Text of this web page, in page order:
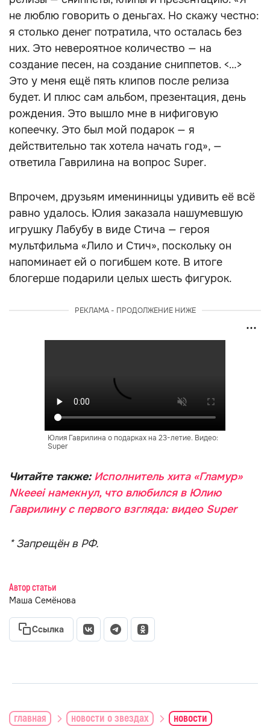
не люблю говорить о деньгах. Но скажу честно:
я столько денег потратила, что осталась без
них. Это невероятное количество — на
создание песен, на создание сниппетов. <…>
Это у меня ещё пять клипов после релиза
будет. И плюс сам альбом, презентация, день
рождения. Это вышло мне в нифиговую
копеечку. Это был мой подарок — я
действительно так хотела начать год», —
ответила Гаврилина на вопрос Super.
Впрочем, друзьям именинницы удивить её всё
равно удалось. Юлия заказала нашумевшую
игрушку Лабубу в виде Стича — героя
мультфильма «Лило и Стич», поскольку он
напоминает ей о погибшем коте. В итоге
блогерше подарили целых шесть фигурок.
РЕКЛАМА - ПРОДОЛЖЕНИЕ НИЖЕ
Юлия Гаврилина о подарках на 23-летие. Видео:
Super
Читайте также: Исполнитель хита «Гламур»
Nkeeei намекнул, что влюбился в Юлию
Гаврилину с первого взгляда: видео Super
* Запрещён в РФ.
Автор статьи
Маша Семёнова
Ссылка
главная новости о звездах новости